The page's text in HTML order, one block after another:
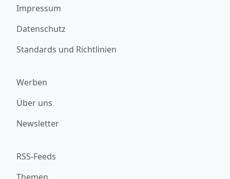
Impressum
Datenschutz
Standards und Richtlinien
Werben
Über uns
Newsletter
RSS-Feeds